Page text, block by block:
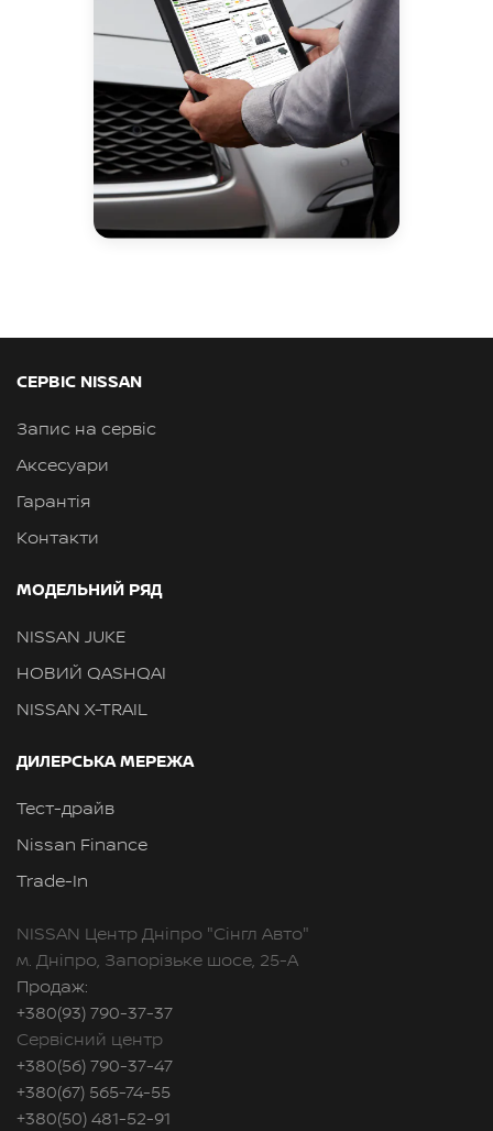
СЕРВІС NISSAN
Запис на сервіс
Аксесуари
Гарантія
Контакти
МОДЕЛЬНИЙ РЯД
NISSAN JUKE
НОВИЙ QASHQAI
NISSAN X-TRAIL
ДИЛЕРСЬКА МЕРЕЖА
Тест-драйв
Nissan Finance
Trade-In
NISSAN Центр Дніпро "Сінгл Авто"
м. Дніпро, Запорізьке шосе, 25-А
Продаж:
+380(93) 790-37-37
Сервісний центр
+380(56) 790-37-47
+380(67) 565-74-55
+380(50) 481-52-91